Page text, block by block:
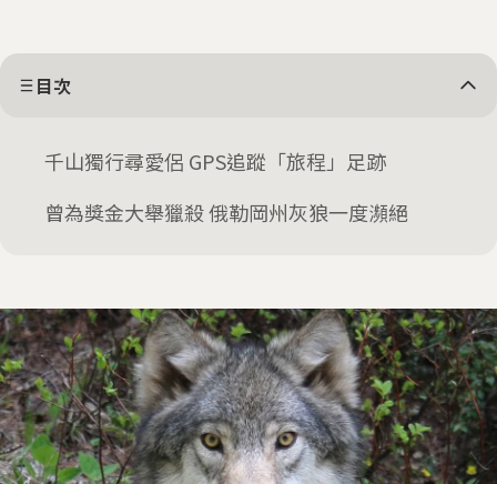
目次
千山獨行尋愛侶 GPS追蹤「旅程」足跡
曾為獎金大舉獵殺 俄勒岡州灰狼一度瀕絕